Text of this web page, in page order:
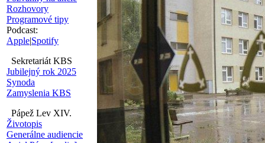
Rozhovory
Programové tipy
Podcast:
Apple|Spotify
Sekretariát KBS
Jubilejný rok 2025
Synoda
Zamyslenia KBS
Pápež Lev XIV.
Životopis
Generálne audiencie